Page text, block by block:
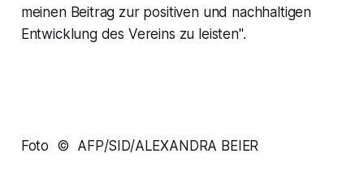
meinen Beitrag zur positiven und nachhaltigen
Entwicklung des Vereins zu leisten".
Foto © AFP/SID/ALEXANDRA BEIER